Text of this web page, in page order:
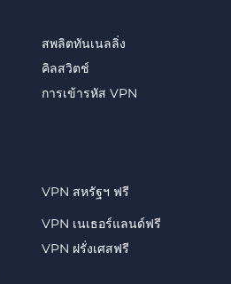
สพลิตทันเนลลิ่ง
คิลสวิตช์
การเข้ารหัส VPN
VPN สหรัฐฯ ฟรี
VPN เนเธอร์แลนด์ฟรี
VPN ฝรั่งเศสฟรี